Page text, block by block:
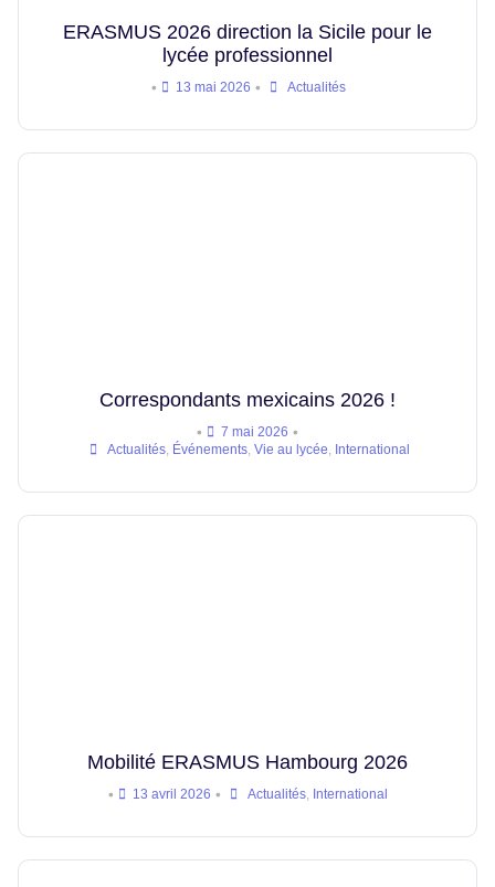
ERASMUS 2026 direction la Sicile pour le
lycée professionnel
• 13 mai 2026 • Actualités
Correspondants mexicains 2026 !
• 7 mai 2026 •
Actualités Événements Vie au lycée International
Mobilité ERASMUS Hambourg 2026
• 13 avril 2026 • Actualités International